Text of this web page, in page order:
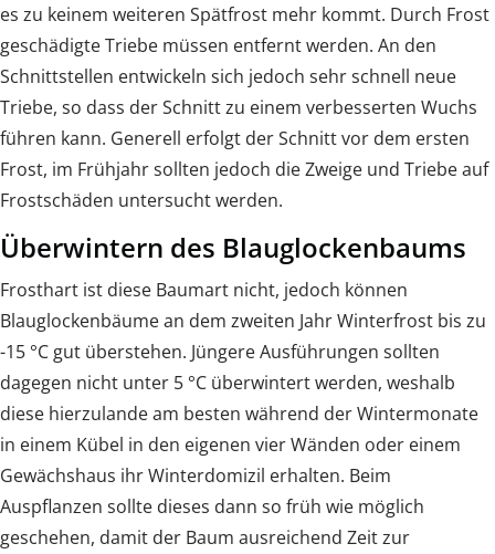
es zu keinem weiteren Spätfrost mehr kommt. Durch Frost
geschädigte Triebe müssen entfernt werden. An den
Schnittstellen entwickeln sich jedoch sehr schnell neue
Triebe, so dass der Schnitt zu einem verbesserten Wuchs
führen kann. Generell erfolgt der Schnitt vor dem ersten
Frost, im Frühjahr sollten jedoch die Zweige und Triebe auf
Frostschäden untersucht werden.
Überwintern des Blauglockenbaums
Frosthart ist diese Baumart nicht, jedoch können
Blauglockenbäume an dem zweiten Jahr Winterfrost bis zu
-15 °C gut überstehen. Jüngere Ausführungen sollten
dagegen nicht unter 5 °C überwintert werden, weshalb
diese hierzulande am besten während der Wintermonate
in einem Kübel in den eigenen vier Wänden oder einem
Gewächshaus ihr Winterdomizil erhalten. Beim
Auspflanzen sollte dieses dann so früh wie möglich
geschehen, damit der Baum ausreichend Zeit zur